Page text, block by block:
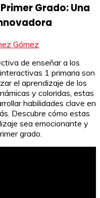
Grado: Una
Gómez
de enseñar a los
1 primaria son
el aprendizaje de los
y coloridas, estas
habilidades clave en
Descubre cómo estas
sea emocionante y
grado.